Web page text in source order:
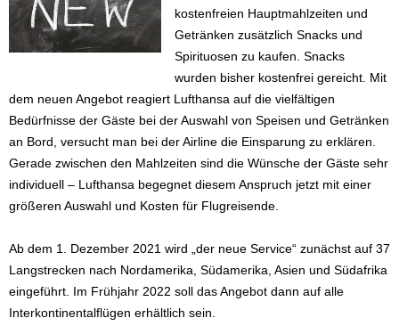
kostenfreien Hauptmahlzeiten und
Getränken zusätzlich Snacks und
Spirituosen zu kaufen. Snacks
wurden bisher kostenfrei gereicht. Mit
dem neuen Angebot reagiert Lufthansa auf die vielfältigen
Bedürfnisse der Gäste bei der Auswahl von Speisen und Getränken
an Bord, versucht man bei der Airline die Einsparung zu erklären.
Gerade zwischen den Mahlzeiten sind die Wünsche der Gäste sehr
individuell – Lufthansa begegnet diesem Anspruch jetzt mit einer
größeren Auswahl und Kosten für Flugreisende.
Ab dem 1. Dezember 2021 wird „der neue Service“ zunächst auf 37
Langstrecken nach Nordamerika, Südamerika, Asien und Südafrika
eingeführt. Im Frühjahr 2022 soll das Angebot dann auf alle
Interkontinentalflügen erhältlich sein.